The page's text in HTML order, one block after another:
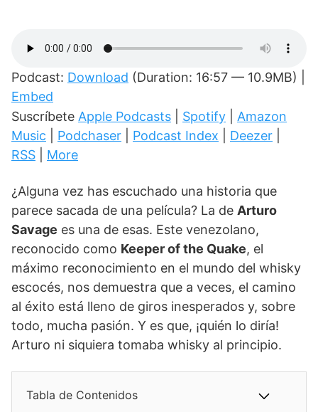
Podcast: Download (Duration: 16:57 — 10.9MB) |
Embed
Suscríbete Apple Podcasts Spotify
Amazon
Music
Podchaser Podcast Index Deezer
RSS
More
¿Alguna vez has escuchado una historia que
parece sacada de una película? La de Arturo
Savage es una de esas. Este venezolano,
reconocido como Keeper of the Quake, el
máximo reconocimiento en el mundo del whisky
escocés, nos demuestra que a veces, el camino
al éxito está lleno de giros inesperados y, sobre
todo, mucha pasión. Y es que, ¡quién lo diría!
Arturo ni siquiera tomaba whisky al principio.
Tabla de Contenidos